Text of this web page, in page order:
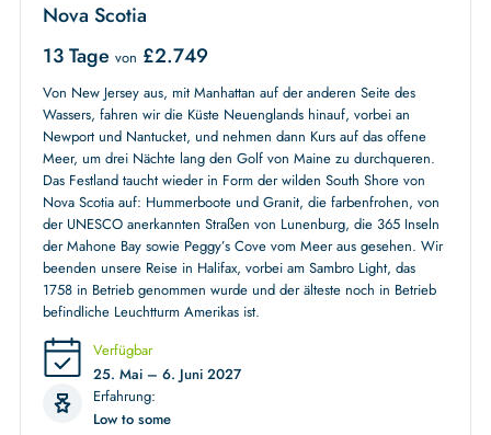
Nova Scotia
13 Tage von £2.749
Von New Jersey aus, mit Manhattan auf der anderen Seite des
Wassers, fahren wir die Küste Neuenglands hinauf, vorbei an
Newport und Nantucket, und nehmen dann Kurs auf das offene
Meer, um drei Nächte lang den Golf von Maine zu durchqueren.
Das Festland taucht wieder in Form der wilden South Shore von
Nova Scotia auf: Hummerboote und Granit, die farbenfrohen, von
der UNESCO anerkannten Straßen von Lunenburg, die 365 Inseln
der Mahone Bay sowie Peggy’s Cove vom Meer aus gesehen. Wir
beenden unsere Reise in Halifax, vorbei am Sambro Light, das
1758 in Betrieb genommen wurde und der älteste noch in Betrieb
befindliche Leuchtturm Amerikas ist.
Verfügbar
25. Mai – 6. Juni 2027
Erfahrung:
Low to some